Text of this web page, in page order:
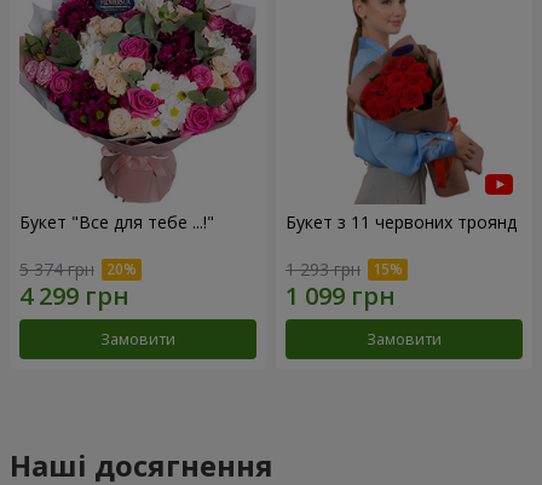
Букет "Все для тебе ...!"
5 374 грн
Замовити
Букет з 11 червоних троянд
1 293 грн
Замовити
Наші досягнення